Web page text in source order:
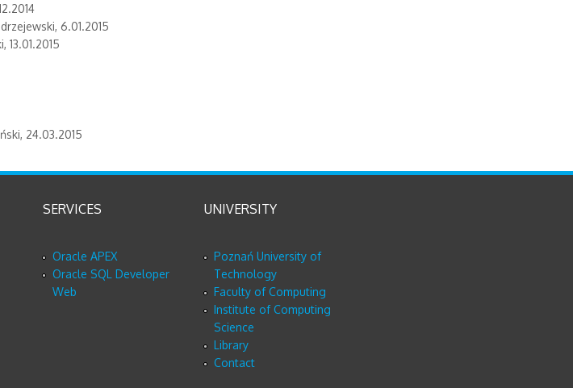
6.01.2015
24.03.2015
SERVICES
Oracle APEX
Oracle SQL Developer
Web
UNIVERSITY
Poznań University of
Technology
Faculty of Computing
Institute of Computing
Science
Library
Contact